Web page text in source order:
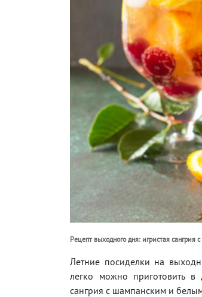
Рецепт выходного дня: игристая сангрия
Летние посиделки на
легко можно приготовить в
сангрия с шампанским и